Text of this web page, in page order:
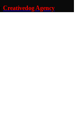
Creativedog Agency